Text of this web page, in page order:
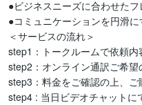
●ビジネスニーズに合わせた
●コミュニケーションを円滑
＜サービスの流れ＞
step1：トークルームで依頼内
step2：オンライン通訳ご希
step3：料金をご確認の上、ご
step4 : 当日ビデオチャットに